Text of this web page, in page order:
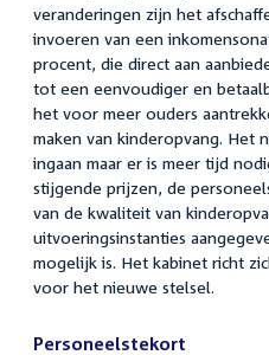
veranderingen zijn het
invoeren van een
procent, die direct aan
tot een eenvoudiger en
het voor meer ouders
maken van kinderopvang. Het
ingaan maar er is meer tijd
stijgende prijzen, de
van de kwaliteit van
uitvoeringsinstanties
mogelijk is. Het kabinet richt
voor het nieuwe stelsel.
Personeelstekort